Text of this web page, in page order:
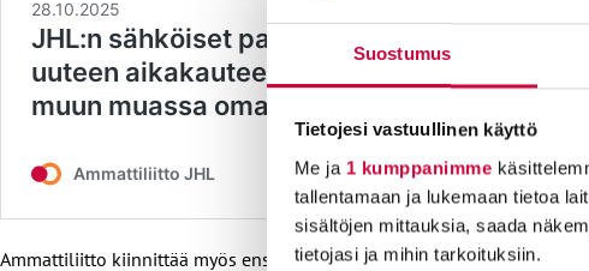
Suostumus
Tietojesi vastuullinen käyttö
Me ja 1 kumppanimme
tallentamaan ja lukemaan tietoa
sisältöjen mittauksia, saada
tietojasi ja mihin tarkoituksiin.
Ammattiliitto kiinnittää myös ensi vuonna huomiota